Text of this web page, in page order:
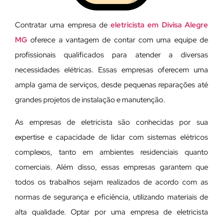
Contratar uma empresa deeletricista em Divisa Alegre
MG oferece a vantagem de contar com uma equipe de
profissionais qualificados para atender a diversas
necessidades elétricas. Essas empresas oferecem uma
ampla gama de serviços, desde pequenas reparações até
grandes projetos de instalação e manutenção.
As empresas de eletricista são conhecidas por sua
expertise e capacidade de lidar com sistemas elétricos
complexos, tanto em ambientes residenciais quanto
comerciais. Além disso, essas empresas garantem que
todos os trabalhos sejam realizados de acordo com as
normas de segurança e eficiência, utilizando materiais de
alta qualidade. Optar por uma empresa de eletricista